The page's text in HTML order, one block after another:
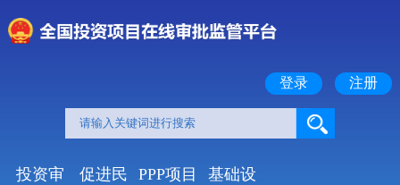
登录 注册
投资审 促进民 PPP项目 基础设